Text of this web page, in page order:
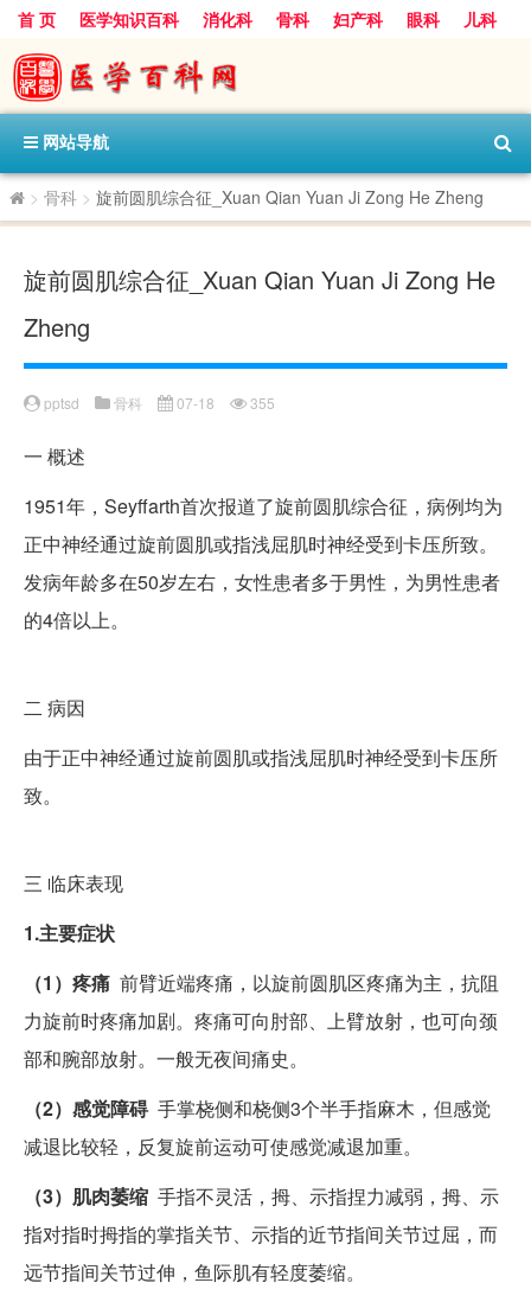
首 页 医学知识百科 消化科 骨科 妇产科 眼科
儿科
心血管病科
呼吸科 神经科
内分泌科
口腔科
网站导航
> 骨科 > 旋前圆肌综合征_Xuan Qian Yuan Ji Zong He Zheng
旋前圆肌综合征_Xuan Qian Yuan Ji Zong He
Zheng
pptsd 骨科 07-18 355
一 概述
1951年，Seyffarth首次报道了旋前圆肌综合征，病例均为
正中神经通过旋前圆肌或指浅屈肌时神经受到卡压所致。
发病年龄多在50岁左右，女性患者多于男性，为男性患者
的4倍以上。
二 病因
由于正中神经通过旋前圆肌或指浅屈肌时神经受到卡压所
致。
三 临床表现
1.主要症状
（1）疼痛 前臂近端疼痛，以旋前圆肌区疼痛为主，抗阻
力旋前时疼痛加剧。疼痛可向肘部、上臂放射，也可向颈
部和腕部放射。一般无夜间痛史。
（2）感觉障碍手掌桡侧和桡侧3个半手指麻木，但感觉
减退比较轻，反复旋前运动可使感觉减退加重。
（3）肌肉萎缩 手指不灵活，拇、示指捏力减弱，拇、示
指对指时拇指的掌指关节、示指的近节指间关节过屈，而
远节指间关节过伸，鱼际肌有轻度萎缩。